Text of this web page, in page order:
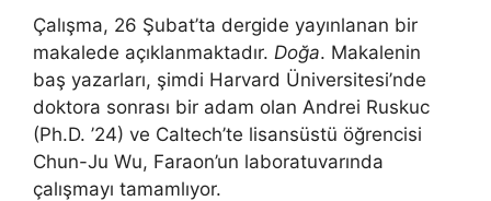
Çalışma, 26 Şubat’ta dergide yayınlanan bir
makalede açıklanmaktadır. Doğa. Makalenin
baş yazarları, şimdi Harvard Üniversitesi’nde
doktora sonrası bir adam olan Andrei Ruskuc
(Ph.D. ’24) ve Caltech’te lisansüstü öğrencisi
Chun-Ju Wu, Faraon’un laboratuvarında
çalışmayı tamamlıyor.